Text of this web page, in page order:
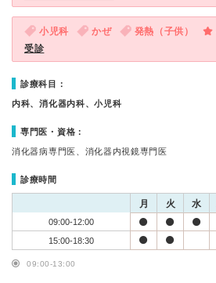
小児科 かぜ 発熱（子供）
受診
診療科目：
内科、消化器内科、小児科
専門医・資格：
消化器病専門医、消化器内視鏡専門医
診療時間
月 火 水
09:00-12:00
15:00-18:30
09:00-13:00